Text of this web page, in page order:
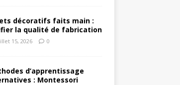
décoratifs faits main :
la qualité de fabrication
15, 2026 0
d’apprentissage
: Montessori